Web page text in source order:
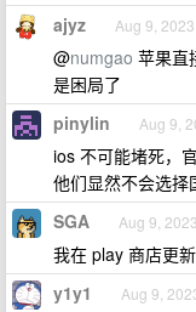
ajyz Aug 9,
@numgao 苹果直
是困局了
pinylin Aug 9,
ios 不可能堵死，
他们显然不会选
SGA Aug 9, 2023
我在 play 商店更
y1y1 Aug 9,